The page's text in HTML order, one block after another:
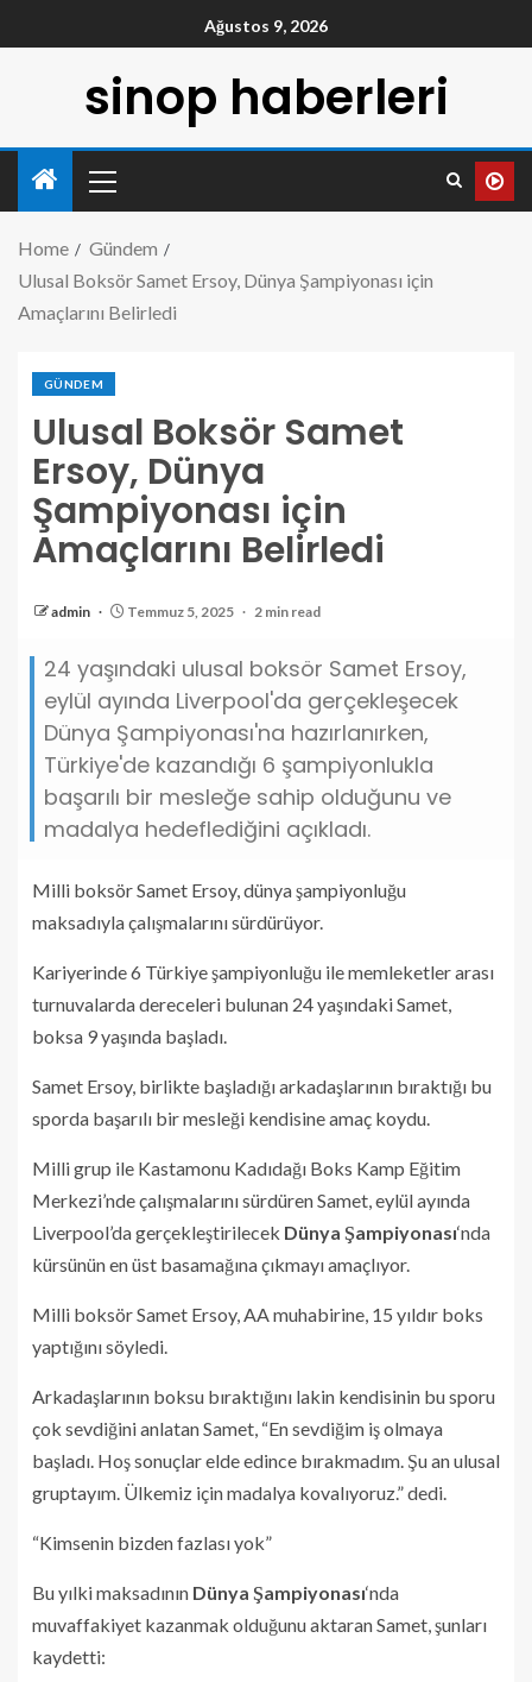
Ağustos 9, 2026
sinop haberleri
Home
Gündem
Ulusal Boksör Samet Ersoy, Dünya Şampiyonası için
Amaçlarını Belirledi
GÜNDEM
Ulusal Boksör Samet
Ersoy, Dünya
Şampiyonası için
Amaçlarını Belirledi
admin Temmuz 5, 2025 2 min read
24 yaşındaki ulusal boksör Samet Ersoy,
eylül ayında Liverpool'da gerçekleşecek
Dünya Şampiyonası'na hazırlanırken,
Türkiye'de kazandığı 6 şampiyonlukla
başarılı bir mesleğe sahip olduğunu ve
madalya hedeflediğini açıkladı.
Milli boksör Samet Ersoy, dünya şampiyonluğu
maksadıyla çalışmalarını sürdürüyor.
Kariyerinde 6 Türkiye şampiyonluğu ile memleketler arası
turnuvalarda dereceleri bulunan 24 yaşındaki Samet,
boksa 9 yaşında başladı.
Samet Ersoy, birlikte başladığı arkadaşlarının bıraktığı bu
sporda başarılı bir mesleği kendisine amaç koydu.
Milli grup ile Kastamonu Kadıdağı Boks Kamp Eğitim
Merkezi’nde çalışmalarını sürdüren Samet, eylül ayında
Liverpool’da gerçekleştirilecek Dünya Şampiyonası‘nda
kürsünün en üst basamağına çıkmayı amaçlıyor.
Milli boksör Samet Ersoy, AA muhabirine, 15 yıldır boks
yaptığını söyledi.
Arkadaşlarının boksu bıraktığını lakin kendisinin bu sporu
çok sevdiğini anlatan Samet, “En sevdiğim iş olmaya
başladı. Hoş sonuçlar elde edince bırakmadım. Şu an ulusal
gruptayım. Ülkemiz için madalya kovalıyoruz.” dedi.
“Kimsenin bizden fazlası yok”
Bu yılki maksadının Dünya Şampiyonası‘nda
muvaffakiyet kazanmak olduğunu aktaran Samet, şunları
kaydetti: